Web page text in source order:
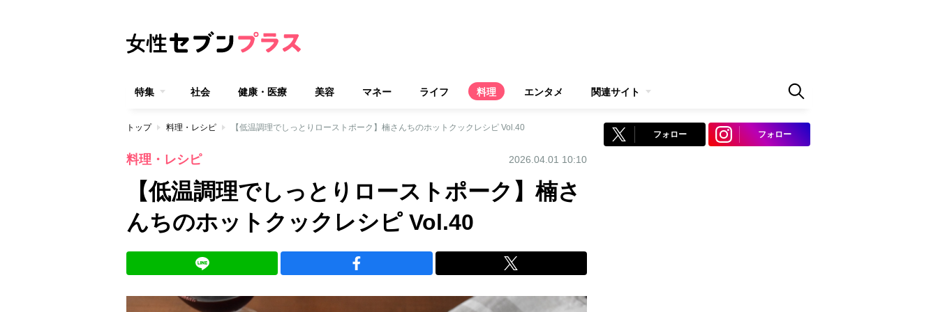
特集 社会 健康・医療 美容 マネー ライフ 料理 エンタメ 関連サイト
トップ 料理・レシピ 【低温調理でしっとりローストポーク】楠さんちのホットクックレシピ Vol.40
料理・レシピ 2026.04.01 10:10
【低温調理でしっとりローストポーク】楠さ
んちのホットクックレシピ Vol.40
フォロー フォロー